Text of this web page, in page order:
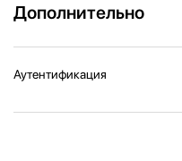
Дополнительно
Аутентификация